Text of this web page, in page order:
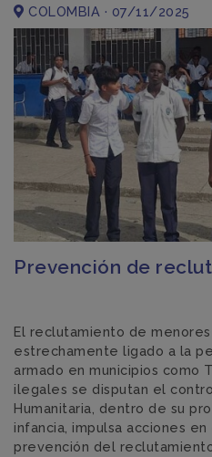
COLOMBIA · 07/11/2025
Prevención de
El reclutamiento de
estrechamente ligado a la
armado en municipios como
ilegales se disputan el
Humanitaria, dentro de su
infancia, impulsa acciones
prevención del